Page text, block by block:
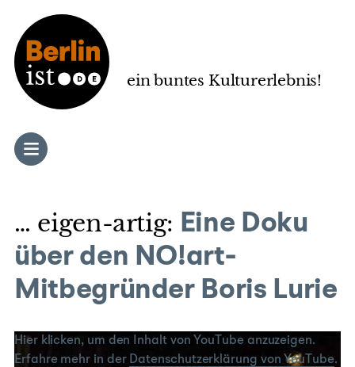
ein buntes Kulturerlebnis!
… eigen-artig: Eine Doku
über den NO!art-
Mitbegründer Boris Lurie
„Boris
Lurie
Hier klicken, um den Inhalt von YouTube anzuzeigen.
Erfahre mehr in der Datenschutzerklärung von YouTube.